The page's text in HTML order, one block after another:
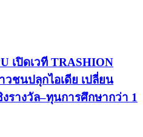
เปิดเวที TRASHION
วชนปลุกไอเดีย เปลี่ยน
รางวัล–ทุนการศึกษากว่า 1